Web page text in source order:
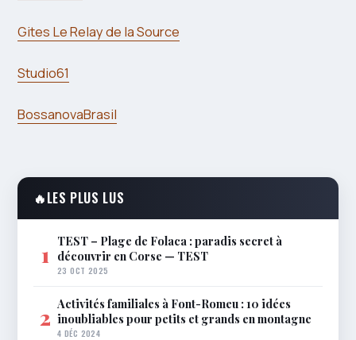
Gites Le Relay de la Source
Studio61
BossanovaBrasil
🔥LES PLUS LUS
1 TEST – Plage de Folaca : paradis secret à
découvrir en Corse — TEST
23 OCT 2025
2 Activités familiales à Font-Romeu : 10 idées
inoubliables pour petits et grands en montagne
4 DÉC 2024